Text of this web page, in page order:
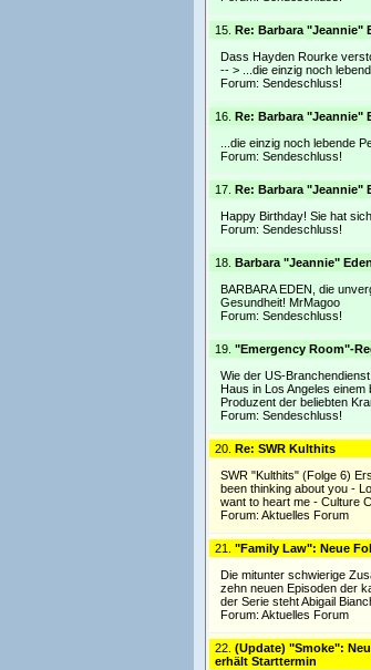
15. Re: Barbara "Jeannie"
Dass Hayden Rourke
-- > ...die einzig noch
Forum: Sendeschluss!
16. Re: Barbara "Jeannie"
...die einzig noch lebende
Forum: Sendeschluss!
17. Re: Barbara "Jeannie"
Happy Birthday! Sie hat
Forum: Sendeschluss!
18. Barbara "Jeannie"
BARBARA EDEN, die
Gesundheit! MrMagoo
Forum: Sendeschluss!
19. "Emergency Room"-
Wie der US-
Haus in Los Angeles
Produzent der beliebten
Forum: Sendeschluss!
20. Re: SWR Kulthits
SWR "Kulthits" (Folge 6)
been thinking about you -
want to heart me - Culture
Forum: Aktuelles Forum
21. "Family Law": Neue
Die mitunter schwierige
zehn neuen Episoden der
der Serie steht Abigail
Forum: Aktuelles Forum
22. (Update) "Smoke":
erhält Starttermin